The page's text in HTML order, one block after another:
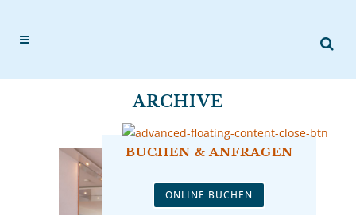
ARCHIVE
BUCHEN & ANFRAGEN
ONLINE BUCHEN